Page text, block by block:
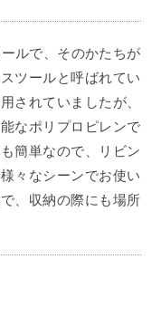
ルで、そのかたちが
ツールと呼ばれてい
されていましたが、
なポリプロピレンで
簡単なので、リビン
々なシーンでお使い
、収納の際にも場所